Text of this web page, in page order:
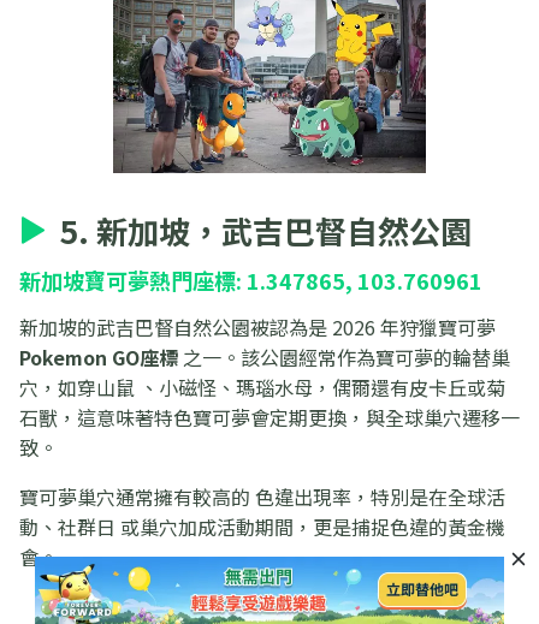
5. 新加坡，武吉巴督自然公園
新加坡寶可夢熱門座標: 1.347865, 103.760961
新加坡的武吉巴督自然公園被認為是 2026 年狩獵寶可夢
Pokemon GO座標 之一。該公園經常作為寶可夢的輪替巢
穴，如穿山鼠 、小磁怪、瑪瑙水母，偶爾還有皮卡丘或菊
石獸，這意味著特色寶可夢會定期更換，與全球巢穴遷移一
致。
寶可夢巢穴通常擁有較高的 色違出現率，特別是在全球活
動、社群日 或巢穴加成活動期間，更是捕捉色違的黃金機
會。